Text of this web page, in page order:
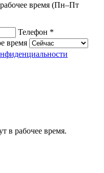
время (Пн–Пт
Телефон *
время
в рабочее время.